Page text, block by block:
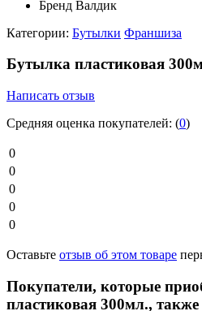
Бренд Валдик
Категории: Бутылки Франшиза
Бутылка пластиковая
Написать отзыв
Средняя оценка покупателей: (0)
0
0
0
0
0
Оставьте отзыв об этом товаре
Покупатели, которые
пластиковая 300мл.,